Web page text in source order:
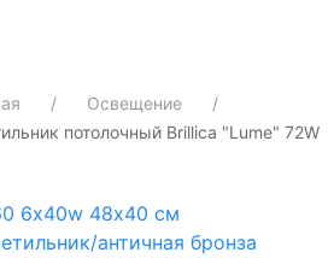
Освещение
потолочный Brillica "Lume" 72W
6х40w 48х40 см
античная бронза